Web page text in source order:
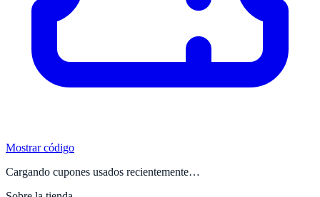
Mostrar código
Cargando cupones usados recientemente…